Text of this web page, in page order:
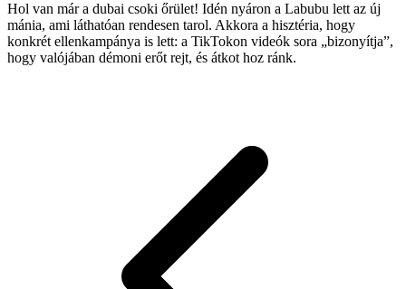
Hol van már a dubai csoki őrület! Idén nyáron a Labubu lett az új
mánia, ami láthatóan rendesen tarol. Akkora a hisztéria, hogy
konkrét ellenkampánya is lett: a TikTokon videók sora „bizonyítja”,
hogy valójában démoni erőt rejt, és átkot hoz ránk.